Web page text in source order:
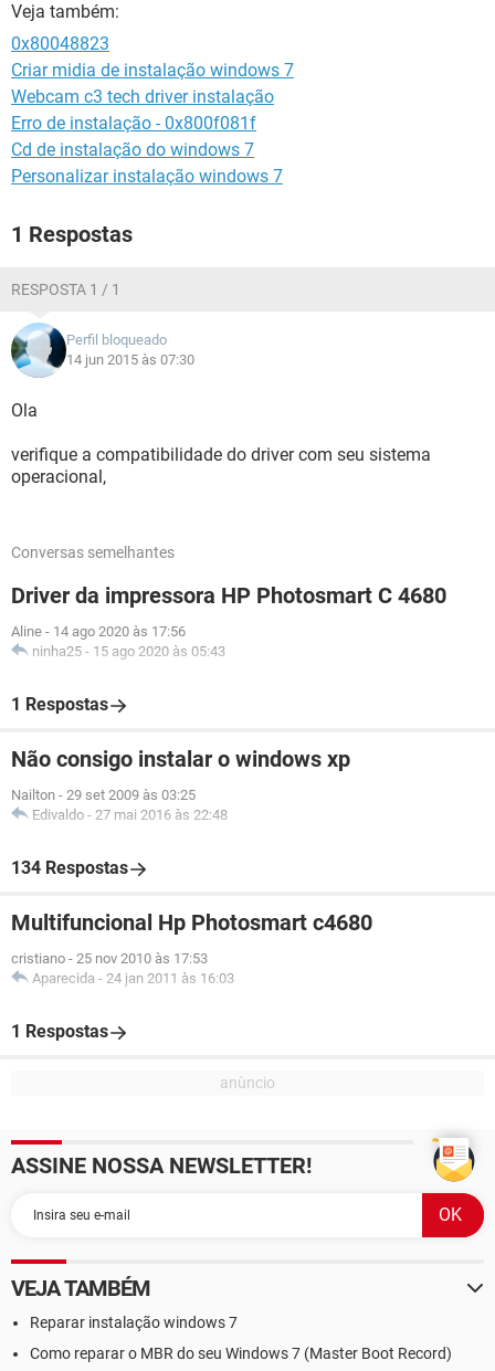
Veja também:
0x80048823
Criar midia de instalação windows 7
Webcam c3 tech driver instalação
Erro de instalação - 0x800f081f
Cd de instalação do windows 7
Personalizar instalação windows 7
1 Respostas
RESPOSTA 1 / 1
Perfil bloqueado
14 jun 2015 às 07:30
Ola
verifique a compatibilidade do driver com seu sistema
operacional,
Conversas semelhantes
Driver da impressora HP Photosmart C 4680
Aline - 14 ago 2020 às 17:56
ninha25 - 15 ago 2020 às 05:43
1 Respostas
Não consigo instalar o windows xp
Nailton - 29 set 2009 às 03:25
Edivaldo - 27 mai 2016 às 22:48
134 Respostas
Multifuncional Hp Photosmart c4680
cristiano - 25 nov 2010 às 17:53
Aparecida - 24 jan 2011 às 16:03
1 Respostas
ASSINE NOSSA NEWSLETTER!
VEJA TAMBÉM
Reparar instalação windows 7
Como reparar o MBR do seu Windows 7 (Master Boot Record)